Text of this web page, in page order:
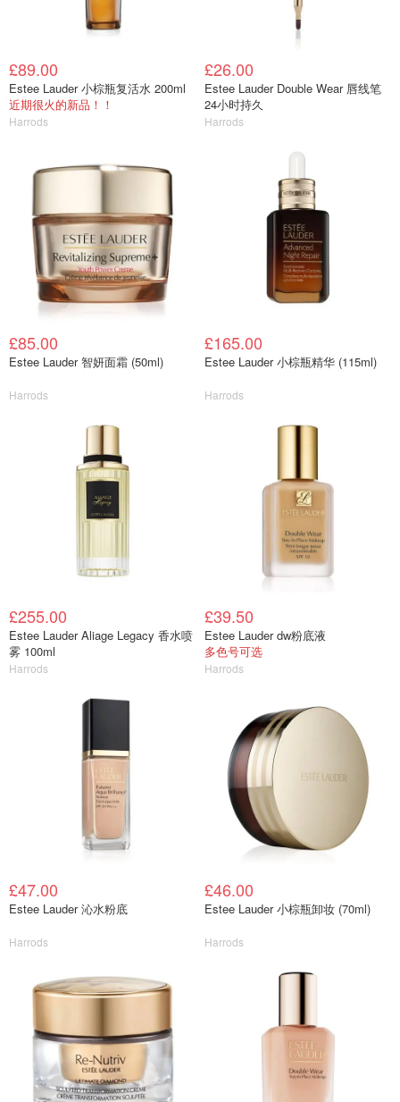
£89.00
Estee Lauder 小棕瓶复活水 200ml
近期很火的新品！！
Harrods
£26.00
Estee Lauder Double Wear 唇线笔
24小时持久
Harrods
£85.00
Estee Lauder 智妍面霜 (50ml)
Harrods
£165.00
Estee Lauder 小棕瓶精华 (115ml)
Harrods
£255.00
Estee Lauder Aliage Legacy 香水喷
雾 100ml
Harrods
£39.50
Estee Lauder dw粉底液
多色号可选
Harrods
£47.00
Estee Lauder 沁水粉底
Harrods
£46.00
Estee Lauder 小棕瓶卸妆 (70ml)
Harrods